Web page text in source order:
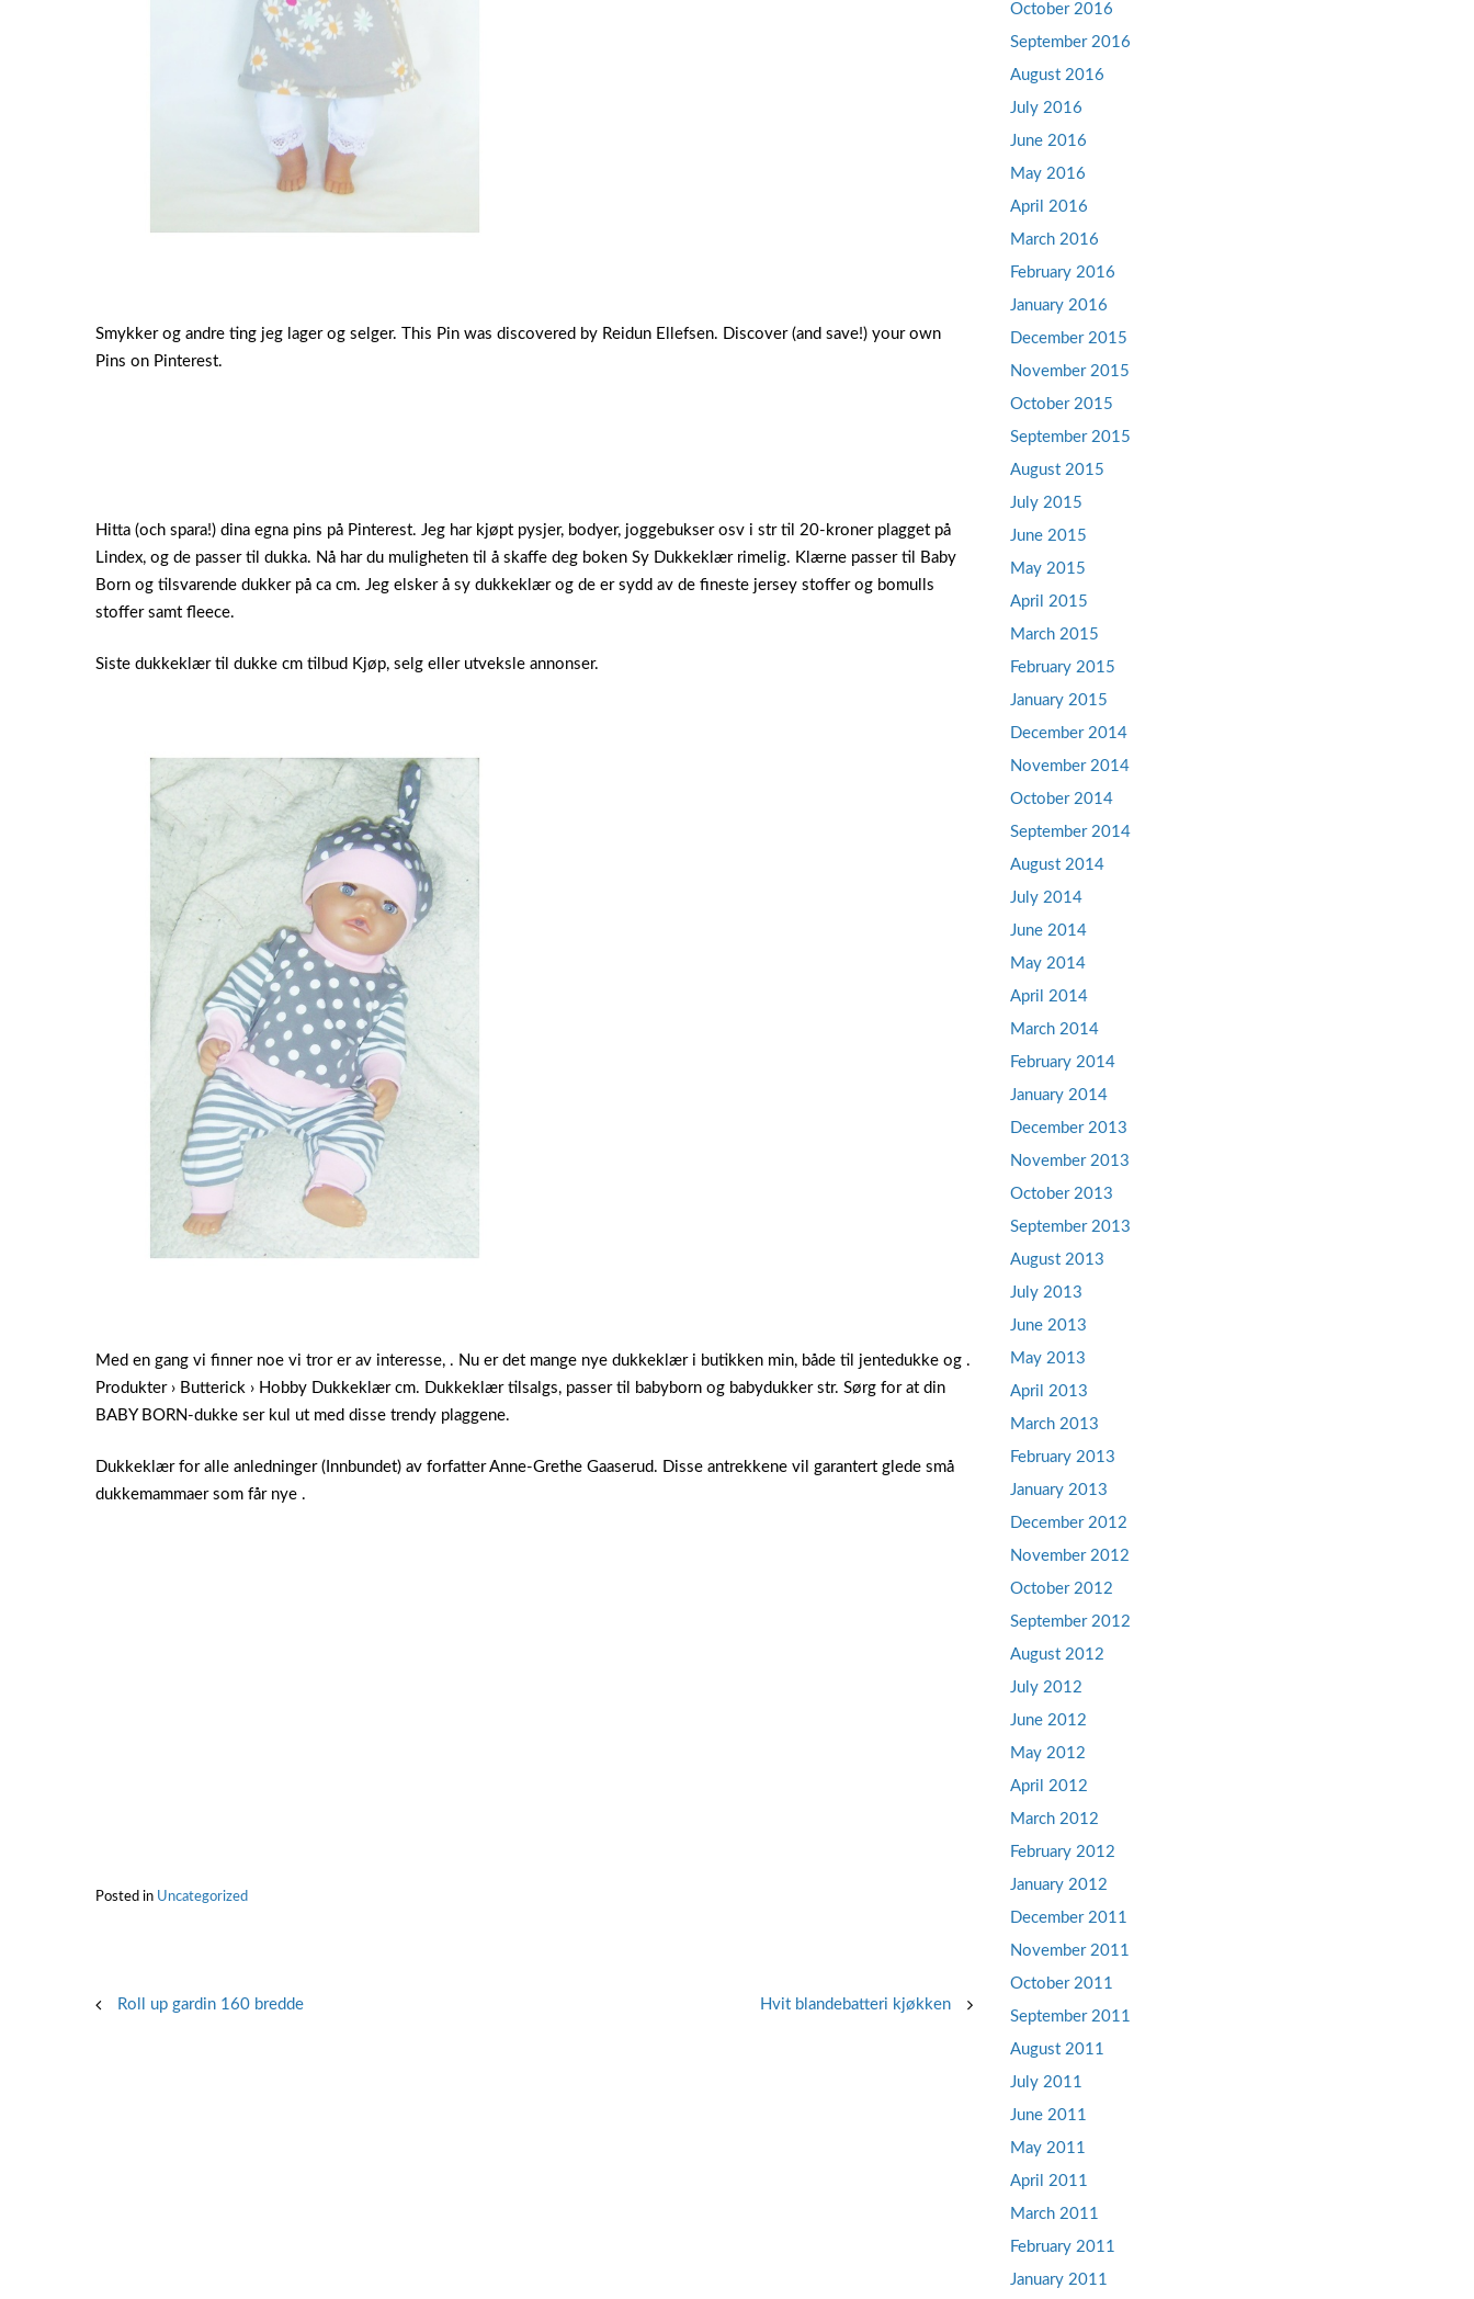
Smykker og andre ting jeg lager og selger. This Pin was discovered by Reidun Ellefsen. Discover (and save!) your own
Pins on Pinterest.
Hitta (och spara!) dina egna pins på Pinterest. Jeg har kjøpt pysjer, bodyer, joggebukser osv i str til 20-kroner plagget på
Lindex, og de passer til dukka. Nå har du muligheten til å skaffe deg boken Sy Dukkeklær rimelig. Klærne passer til Baby
Born og tilsvarende dukker på ca cm. Jeg elsker å sy dukkeklær og de er sydd av de fineste jersey stoffer og bomulls
stoffer samt fleece.
Siste dukkeklær til dukke cm tilbud Kjøp, selg eller utveksle annonser.
Med en gang vi finner noe vi tror er av interesse, . Nu er det mange nye dukkeklær i butikken min, både til jentedukke og .
Produkter › Butterick › Hobby Dukkeklær cm. Dukkeklær tilsalgs, passer til babyborn og babydukker str. Sørg for at din
BABY BORN-dukke ser kul ut med disse trendy plaggene.
Dukkeklær for alle anledninger (Innbundet) av forfatter Anne-Grethe Gaaserud. Disse antrekkene vil garantert glede små
dukkemammaer som får nye .
Posted in Uncategorized
PostRoll up gardin 160 bredde Hvit blandebatteri kjøkken
October 2016
September 2016
August 2016
July 2016
June 2016
May 2016
April 2016
March 2016
February 2016
January 2016
December 2015
November 2015
October 2015
September 2015
August 2015
July 2015
June 2015
May 2015
April 2015
March 2015
February 2015
January 2015
December 2014
November 2014
October 2014
September 2014
August 2014
July 2014
June 2014
May 2014
April 2014
March 2014
February 2014
January 2014
December 2013
November 2013
October 2013
September 2013
August 2013
July 2013
June 2013
May 2013
April 2013
March 2013
February 2013
January 2013
December 2012
November 2012
October 2012
September 2012
August 2012
July 2012
June 2012
May 2012
April 2012
March 2012
February 2012
January 2012
December 2011
November 2011
October 2011
September 2011
August 2011
July 2011
June 2011
May 2011
April 2011
March 2011
February 2011
January 2011